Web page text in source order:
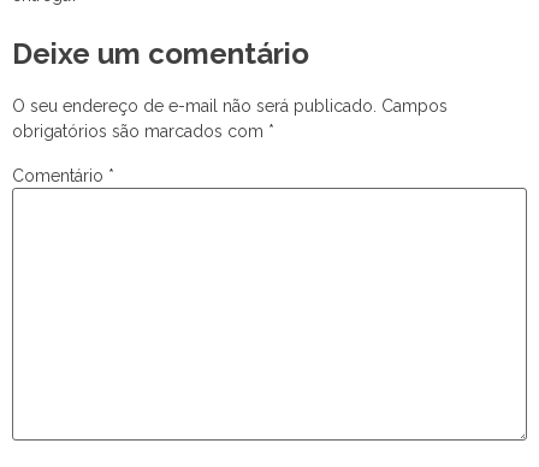
Deixe um comentário
O seu endereço de e-mail não será publicado. Campos
obrigatórios são marcados com *
Comentário *